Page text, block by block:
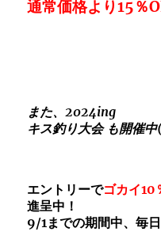
通常価格より15％
また、2024ing
キス釣り大会 も開催
エントリーでゴカイ10
進呈中！
9/1までの期間中、毎